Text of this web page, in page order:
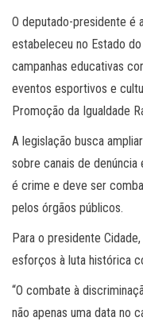
O deputado-presidente é
estabeleceu no Estado
campanhas educativas
eventos esportivos e
Promoção da Igualdade
A legislação busca
sobre canais de
é crime e deve ser
pelos órgãos públicos.
Para o presidente
esforços à luta histórica
“O combate à
não apenas uma data no